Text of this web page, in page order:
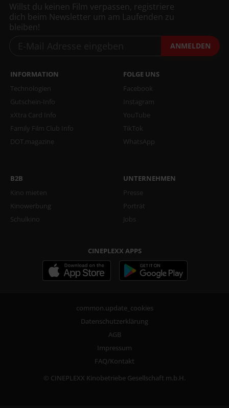
Willst du keinen Film verpassen, registriere
dich beim Newsletter um am Laufenden zu
bleiben!
ANMELDEN
INFORMATION
Technologien
Gutschein-Info
xXtra Card Info
Family Film Club Info
DOT.magazine
FOLGE UNS
Facebook
Instagram
YouTube
TikTok
WhatsApp
B2B
Kino mieten
Kinowerbung
Schulkino
UNTERNEHMEN
Presse
Porträt
Jobs
CINEPLEXX APPS
© CINEPLEXX Kinobetriebe Gesellschaft m.b.H.
common.update_cookies
Datenschutzerklärung
AGB
Impressum
FAQ/Kontakt